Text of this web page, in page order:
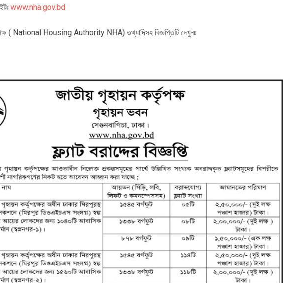
www.nha.gov.bd
( National Housing Authority NHA)তথ্যাদিসহ বিজ্ঞপ্তিটি দেখুনঃ